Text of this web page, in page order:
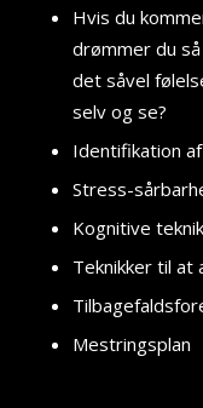
Hvis du
drømmer du
det såvel
selv og se?
Identifikation
Stress-
Kognitive
Teknikker til
Mestringsplan